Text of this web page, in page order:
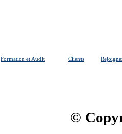
Formation et Audit Clients
©